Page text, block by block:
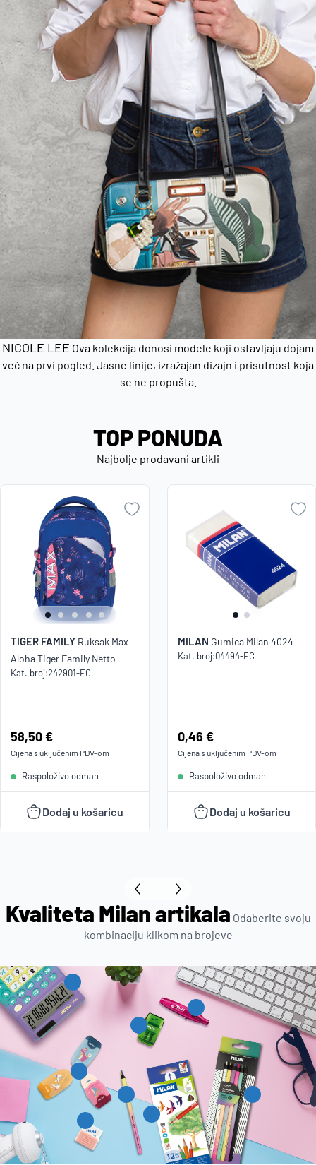
NICOLE LEE Ova kolekcija donosi modele koji ostavljaju dojam
već na prvi pogled. Jasne linije, izražajan dizajn i prisutnost koja
se ne propušta.
TOP PONUDA
Najbolje prodavani artikli
TIGER FAMILY Ruksak Max
Aloha Tiger Family Netto
Kat. broj:242901-EC
Cijena:
58,50 €
Cijena s uključenim PDV-om
Raspoloživo odmah
Dodaj u košaricu
MILAN Gumica Milan 4024
Kat. broj:04494-EC
Cijena:
0,46 €
Cijena s uključenim PDV-om
Raspoloživo odmah
Dodaj u košaricu
Kvaliteta Milan artikala Odaberite svoju
kombinaciju klikom na brojeve
04